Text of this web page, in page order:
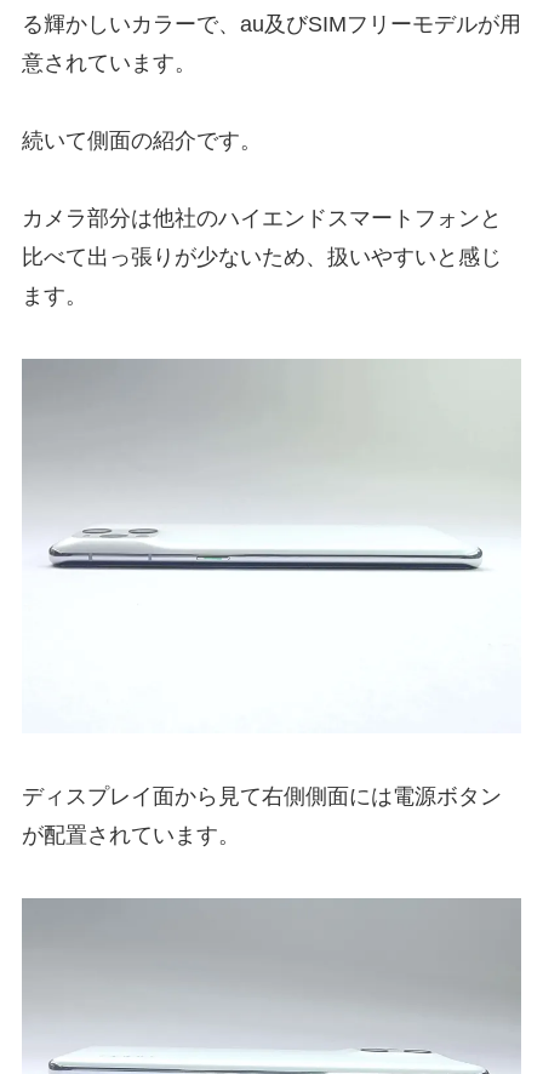
る輝かしいカラーで、au及びSIMフリーモデルが用
意されています。
続いて側面の紹介です。
カメラ部分は他社のハイエンドスマートフォンと
比べて出っ張りが少ないため、扱いやすいと感じ
ます。
ディスプレイ面から見て右側側面には電源ボタン
が配置されています。